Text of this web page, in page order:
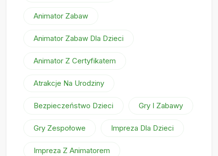
Animator Zabaw
Animator Zabaw Dla Dzieci
Animator Z Certyfikatem
Atrakcje Na Urodziny
Bezpieczeństwo Dzieci Gry I Zabawy
Gry Zespołowe Impreza Dla Dzieci
Impreza Z Animatorem